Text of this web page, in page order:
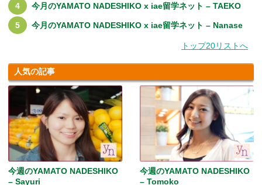
今月のYAMATO NADESHIKO x iae留学ネット – TAEKO
今月のYAMATO NADESHIKO x iae留学ネット – Nanase
トップ20リストへ
人気の記事
今週のYAMATO NADESHIKO
– Sayuri
今週のYAMATO NADESHIKO
– Tomoko